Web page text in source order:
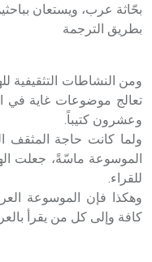
بحّاثة عرب، ويستعان
بطريق الترجمة
ومن النشاطات التثقيفية
تعالج موضوعات غاية في
وعشرون كتيباً.
ولما كانت حاجة المثقف
الموسوعة ماسّةً، جعلت
للقراء.
وهكذا فإن الموسوعة
كافة وإلى كل من يقرأ